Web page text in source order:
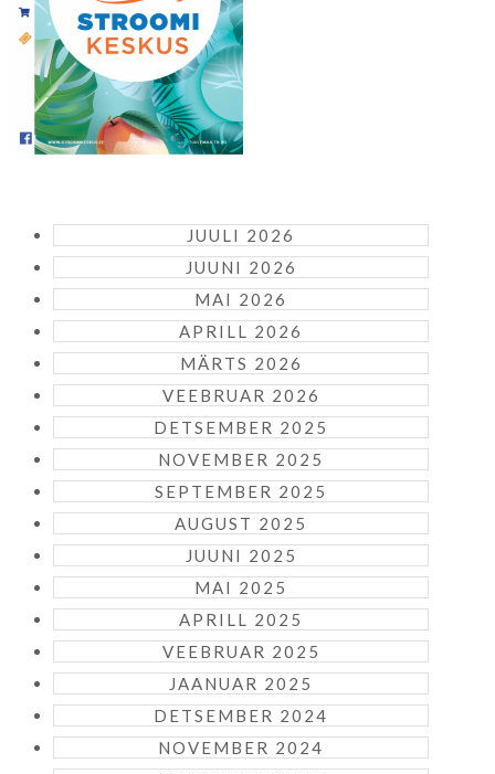
JUULI 2026
JUUNI 2026
MAI 2026
APRILL 2026
MÄRTS 2026
VEEBRUAR 2026
DETSEMBER 2025
NOVEMBER 2025
SEPTEMBER 2025
AUGUST 2025
JUUNI 2025
MAI 2025
APRILL 2025
VEEBRUAR 2025
JAANUAR 2025
DETSEMBER 2024
NOVEMBER 2024